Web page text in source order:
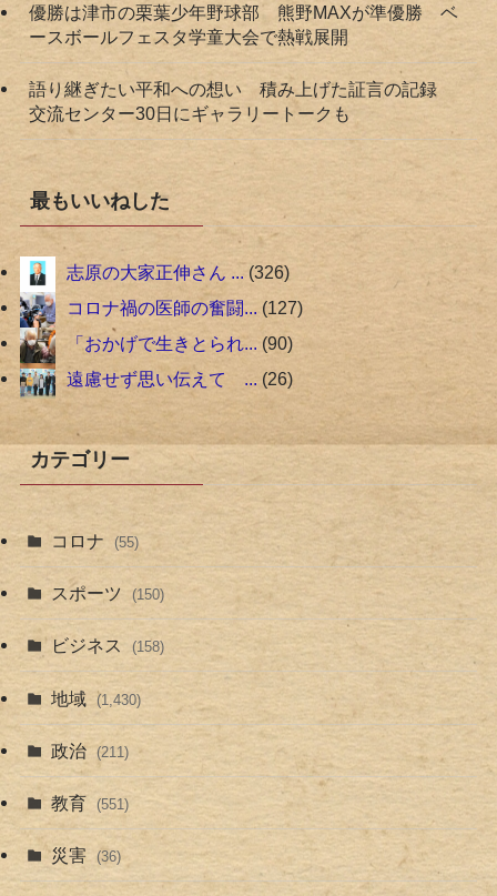
優勝は津市の栗葉少年野球部 熊野MAXが準優勝 ベ
ースボールフェスタ学童大会で熱戦展開
語り継ぎたい平和への想い 積み上げた証言の記録
交流センター30日にギャラリートークも
最もいいねした
志原の大家正伸さん ... 326
コロナ禍の医師の奮闘... 127
「おかげで生きとられ... 90
遠慮せず思い伝えて ... 26
カテゴリー
コロナ (55)
スポーツ (150)
ビジネス (158)
地域 (1,430)
政治 (211)
教育 (551)
災害 (36)